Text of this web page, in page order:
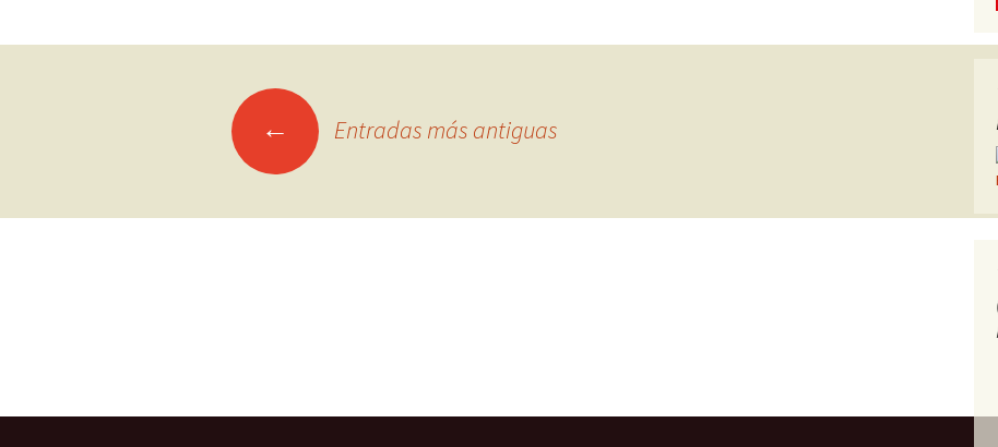
← Entradas más antiguas